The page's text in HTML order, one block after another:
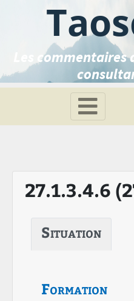
Les
27.1.3.4.6
Situation
Formation